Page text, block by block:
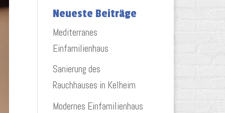
Neueste Beiträge
Mediterranes
Einfamilienhaus
Sanierung des
Rauchhauses in Kelheim
Modernes Einfamilienhaus